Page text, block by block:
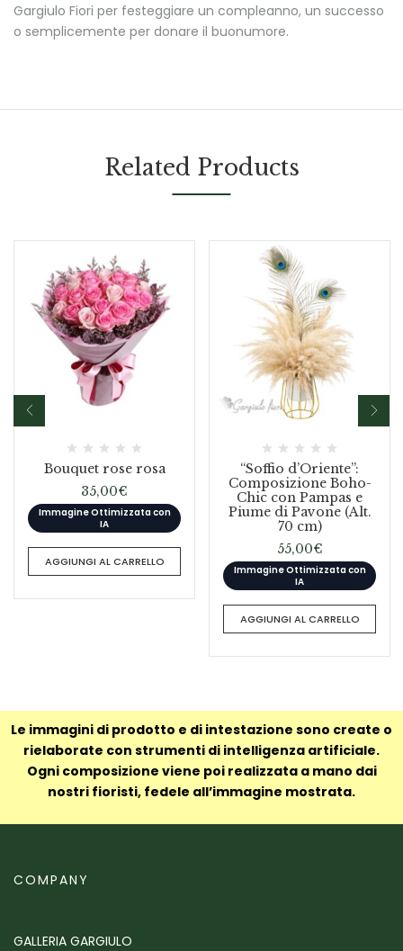
Gargiulo Fiori per festeggiare un compleanno, un successo
o semplicemente per donare il buonumore.
Related Products
Bouquet rose rosa
35,00€
Immagine Ottimizzata con
IA
AGGIUNGI AL CARRELLO
“Soffio d’Oriente”:
Composizione Boho-
Chic con Pampas e
Piume di Pavone (Alt.
70 cm)
55,00€
Immagine Ottimizzata con
IA
AGGIUNGI AL CARRELLO
Le immagini di prodotto e di intestazione sono create o
rielaborate con strumenti di intelligenza artificiale.
Ogni composizione viene poi realizzata a mano dai
nostri fioristi, fedele all’immagine mostrata.
COMPANY
GALLERIA GARGIULO